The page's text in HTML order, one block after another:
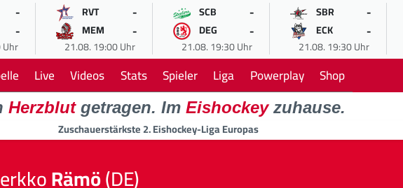
-
-
RVT -
MEM -
21.08. 19:00 Uhr
SCB -
DEG -
21.08. 19:30 Uhr
SBR -
ECK -
21.08. 19:30 Uhr
Live Videos Stats Spieler Liga Powerplay Shop
Herzblutgetragen. Im Eishockeyzuhause.
Zuschauerstärkste 2. Eishockey-Liga Europas
Rämö(DE)